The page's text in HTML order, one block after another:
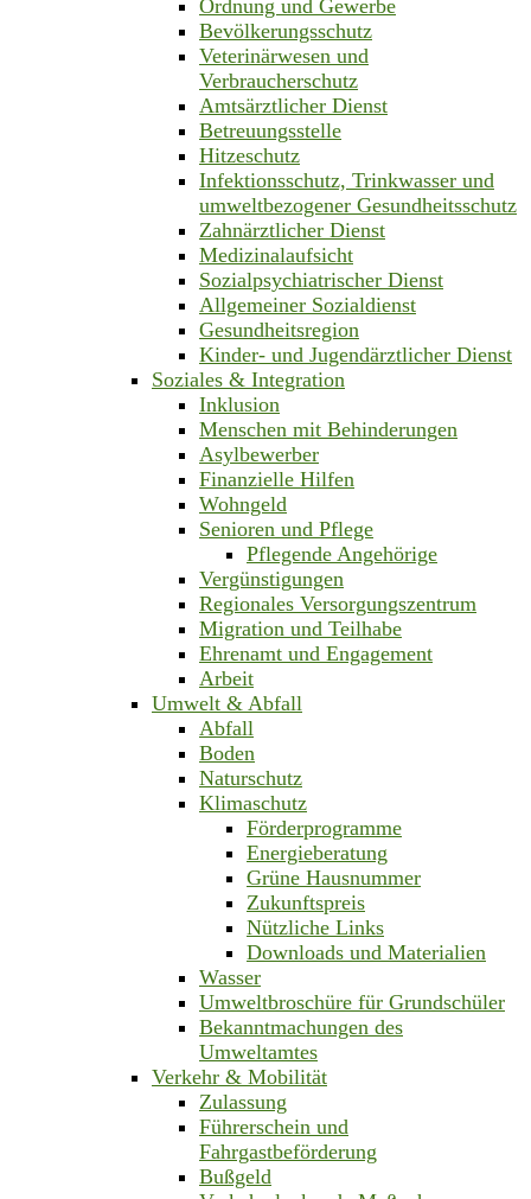
Ordnung und Gewerbe
Bevölkerungsschutz
Veterinärwesen und
Verbraucherschutz
Amtsärztlicher Dienst
Betreuungsstelle
Hitzeschutz
Infektionsschutz, Trinkwasser und
umweltbezogener Gesundheitsschutz
Zahnärztlicher Dienst
Medizinalaufsicht
Sozialpsychiatrischer Dienst
Allgemeiner Sozialdienst
Gesundheitsregion
Kinder- und Jugendärztlicher Dienst
Soziales & Integration
Inklusion
Menschen mit Behinderungen
Asylbewerber
Finanzielle Hilfen
Wohngeld
Senioren und Pflege
Pflegende Angehörige
Vergünstigungen
Regionales Versorgungszentrum
Migration und Teilhabe
Ehrenamt und Engagement
Arbeit
Umwelt & Abfall
Abfall
Boden
Naturschutz
Klimaschutz
Förderprogramme
Energieberatung
Grüne Hausnummer
Zukunftspreis
Nützliche Links
Downloads und Materialien
Wasser
Umweltbroschüre für Grundschüler
Bekanntmachungen des
Umweltamtes
Verkehr & Mobilität
Zulassung
Führerschein und
Fahrgastbeförderung
Bußgeld